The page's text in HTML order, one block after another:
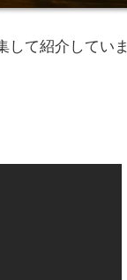
して紹介していま